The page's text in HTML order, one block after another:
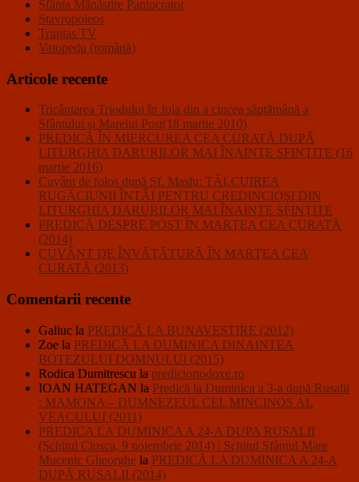
Sfânta Mănăstire Pantocrator
Stavropoleos
Trinitas TV
Vatopedu (română)
Articole recente
Tricântarea Triodului în Joia din a cincea săptămână a
Sfântului şi Marelui Post(18 martie 2010)
PREDICĂ ÎN MIERCUREA CEA CURATĂ DUPĂ
LITURGHIA DARURILOR MAI ÎNAINTE SFINŢITE (16
martie 2016)
Cuvânt de folos după Sf. Maslu: TÂLCUIREA
RUGĂCIUNII ÎNTÂI PENTRU CREDINCIOŞI DIN
LITURGHIA DARURILOR MAI ÎNAINTE SFINŢITE
PREDICĂ DESPRE POST ÎN MARŢEA CEA CURATĂ
(2014)
CUVÂNT DE ÎNVĂŢĂTURĂ ÎN MARŢEA CEA
CURATĂ (2013)
Comentarii recente
Galiuc la PREDICĂ LA BUNAVESTIRE (2012)
Zoe la PREDICĂ LA DUMINICA DINAINTEA
BOTEZULUI DOMNULUI (2015)
Rodica Dumitrescu la prediciortodoxe.ro
IOAN HATEGAN la Predică la Duminica a 3-a după Rusalii
: MAMONA – DUMNEZEUL CEL MINCINOS AL
VEACULUI (2011)
PREDICA LA DUMINICA A 24-A DUPA RUSALII
(Schitul Closca, 9 noiembrie 2014) | Schitul Sfântul Mare
Mucenic Gheorghe la PREDICĂ LA DUMINICA A 24-A
DUPĂ RUSALII (2014)